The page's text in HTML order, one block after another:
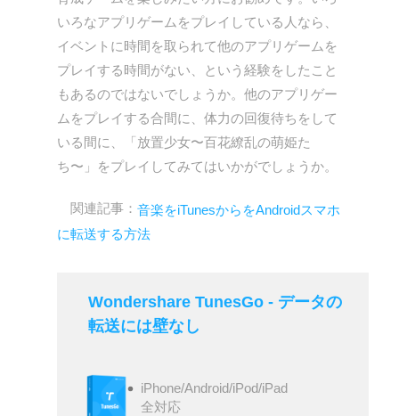
いろなアプリゲームをプレイしている人なら、
イベントに時間を取られて他のアプリゲームを
プレイする時間がない、という経験をしたこと
もあるのではないでしょうか。他のアプリゲー
ムをプレイする合間に、体力の回復待ちをして
いる間に、「放置少女〜百花繚乱の萌姫た
ち〜」をプレイしてみてはいかがでしょうか。
関連記事： 音楽をiTunesからをAndroidスマホ
に転送する方法
Wondershare TunesGo - データの
転送には壁なし
iPhone/Android/iPod/iPad
全対応